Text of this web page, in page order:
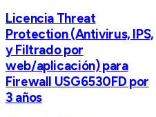
Licencia Threat
Protection (Antivirus, IPS,
y Filtrado por
web/aplicación) para
Firewall USG6530FD por
3 años